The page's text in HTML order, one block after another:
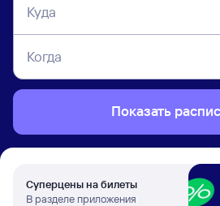
Куда
Когда
Показать
Суперцены на билеты
В разделе приложения